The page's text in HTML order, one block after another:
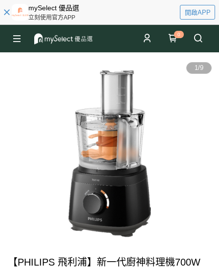
mySelect 優品選
立刻使用官方APP
開啟APP
0
1/9
【PHILIPS 飛利浦】新一代廚神料理機700W